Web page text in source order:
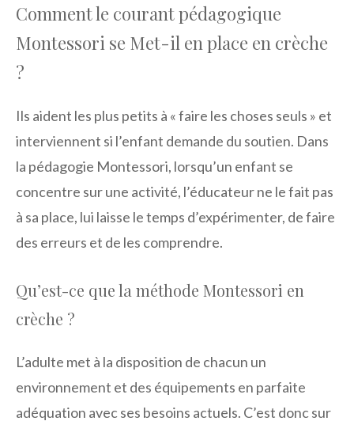
Comment le courant pédagogique
Montessori se Met-il en place en crèche
?
Ils aident les plus petits à « faire les choses seuls » et
interviennent si l’enfant demande du soutien. Dans
la pédagogie Montessori, lorsqu’un enfant se
concentre sur une activité, l’éducateur ne le fait pas
à sa place, lui laisse le temps d’expérimenter, de faire
des erreurs et de les comprendre.
Qu’est-ce que la méthode Montessori en
crèche ?
L’adulte met à la disposition de chacun un
environnement et des équipements en parfaite
adéquation avec ses besoins actuels. C’est donc sur